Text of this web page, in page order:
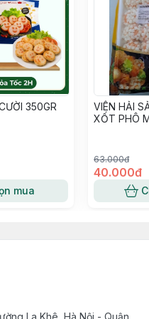
350GR
mua
VIÊN HẢI
XỐT PHÔ
63.000đ
40.000đ
La Khê, Hà Nội - Quận